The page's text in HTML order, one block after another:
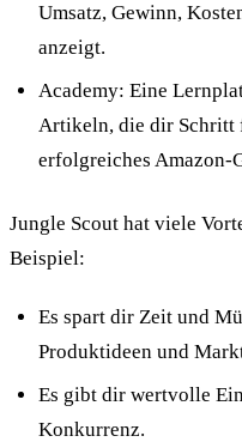
Umsatz, Gewinn,
anzeigt.
Academy: Eine
Artikeln, die dir Schritt
erfolgreiches Amazon-
Jungle Scout hat viele
Beispiel:
Es spart dir Zeit und
Produktideen und
Es gibt dir wertvolle
Konkurrenz.